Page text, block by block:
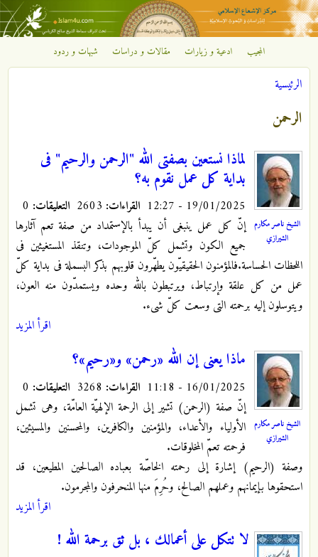
تجاوز إلى المحتوى الرئيسي
مركز
الإشعاع
الإسلامي
المجيب ادعية و زيارات مقالات و دراسات شبهات و ردود
أنت هنا
الرئيسية
الرحمن
الشيخ ناصر مكارم
الشيرازي
لماذا نستعین بصفتی الله "الرحمن والرحیم" فی
بدایة کل عمل نقوم به؟
19/01/2025 - 12:27 القراءات: التعليقات:
إنّ کل عمل ینبغی أن یبدأ بالإستمداد من صفة تعم آثارها
جمیع الکون وتشمل کلّ الموجودات، وتنقذ المستغیثین فی
اللحظات الحساسة.فالمؤمنون الحقیقیّون یطهّرون قلوبهم بذکر البسملة فی بدایة کلّ
عمل من کل علقة وإرتباط، ویرتبطون بالله وحده ویستمدّون منه العون،
ویتوسلون إلیه برحمته التی وسعت کلّ شیء.
اقرأ المزيد
الشيخ ناصر مكارم
الشيرازي
ماذا یعنی إن الله «رحمن» و«رحیم»؟
16/01/2025 - 11:18 القراءات: التعليقات:
إنّ صفة (الرحمن) تشیر إلى الرحمة الإلهیّة العامّة، وهی تشمل
الأولیاء والأعداء، والمؤمنین والکافرین، والمحسنین والمسیئین،
فرحمته تعمّ المخلوقات.
وصفة (الرحیم) إشارة إلى رحمته الخاصّة بعباده الصالحین المطیعین، قد
استحقوها بإیمانهم وعملهم الصالح، وحُرِمَ منها المنحرفون والمجرمون.
اقرأ المزيد
لا تتكل على أعمالك ، بل ثق برحمة الله !